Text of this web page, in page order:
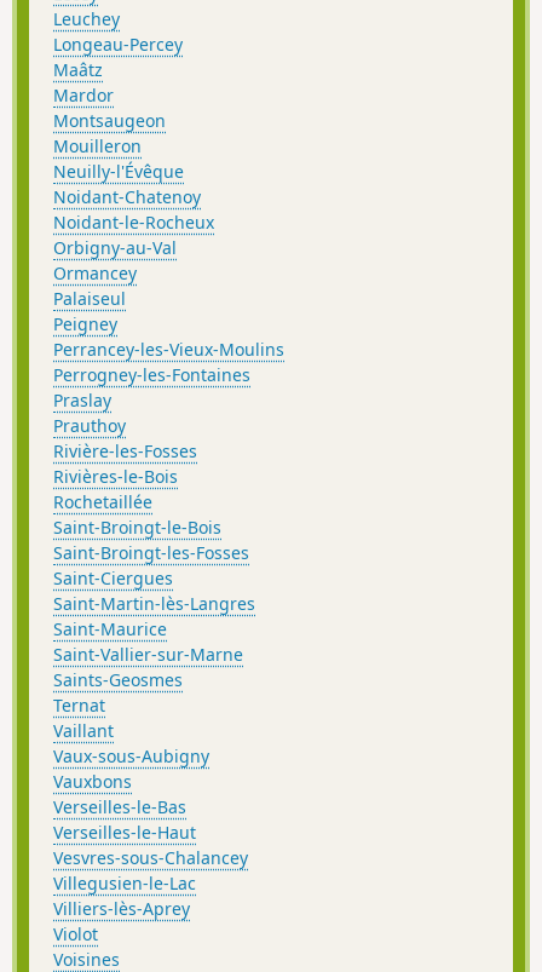
Leuchey
Longeau-Percey
Maâtz
Mardor
Montsaugeon
Mouilleron
Neuilly-l'Évêque
Noidant-Chatenoy
Noidant-le-Rocheux
Orbigny-au-Val
Ormancey
Palaiseul
Peigney
Perrancey-les-Vieux-Moulins
Perrogney-les-Fontaines
Praslay
Prauthoy
Rivière-les-Fosses
Rivières-le-Bois
Rochetaillée
Saint-Broingt-le-Bois
Saint-Broingt-les-Fosses
Saint-Ciergues
Saint-Martin-lès-Langres
Saint-Maurice
Saint-Vallier-sur-Marne
Saints-Geosmes
Ternat
Vaillant
Vaux-sous-Aubigny
Vauxbons
Verseilles-le-Bas
Verseilles-le-Haut
Vesvres-sous-Chalancey
Villegusien-le-Lac
Villiers-lès-Aprey
Violot
Voisines